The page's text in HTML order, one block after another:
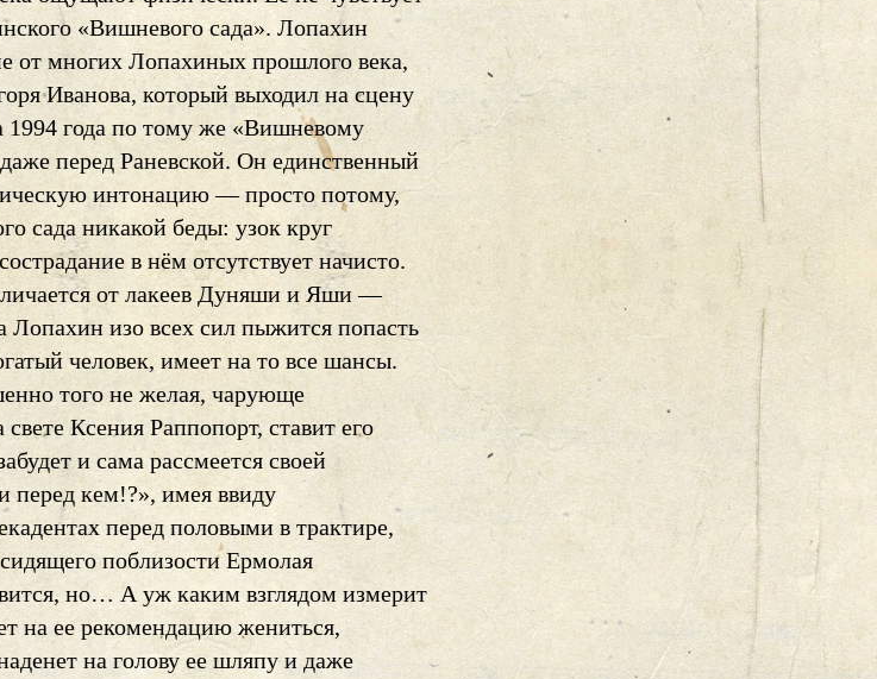
«Вишневого сада». Лопахин
от многих Лопахиных прошлого века,
Иванова, который выходил на сцену
года по тому же «Вишневому
перед Раневской. Он единственный
интонацию — просто потому,
сада никакой беды: узок круг
в нём отсутствует начисто.
от лакеев Дуняши и Яши —
Лопахин изо всех сил пыжится попасть
человек, имеет на то все шансы.
того не желая, чарующе
Ксения Раппопорт, ставит его
и сама рассмеется своей
перед кем!?», имея ввиду
перед половыми в трактире,
поблизости Ермолая
но… А уж каким взглядом измерит
на ее рекомендацию жениться,
на голову ее шляпу и даже